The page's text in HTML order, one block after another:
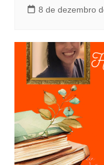
8 de dezembro